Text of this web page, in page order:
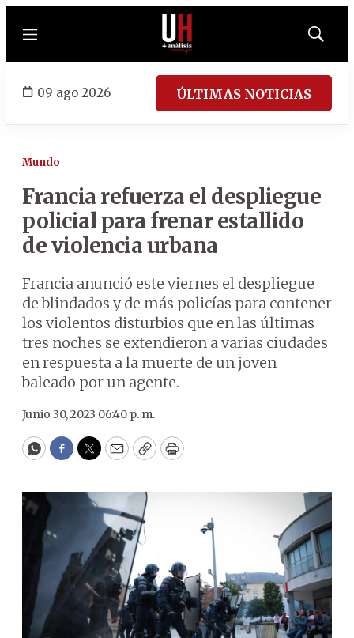
Menú
Mostrar
09 ago 2026 ÚLTIMAS NOTICIAS
Mundo
Francia refuerza el despliegue
policial para frenar estallido
de violencia urbana
Francia anunció este viernes el despliegue
de blindados y de más policías para contener
los violentos disturbios que en las últimas
tres noches se extendieron a varias ciudades
en respuesta a la muerte de un joven
baleado por un agente.
Junio 30, 2023 06:40 p. m.
WhatsApp
Facebook
Twitter
EmailCopyPrint